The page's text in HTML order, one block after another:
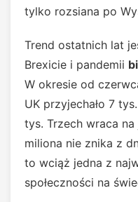
tylko rozsiana po
Trend ostatnich lat
Brexicie i pandemii
W okresie od
UK przyjechało 7
tys. Trzech wraca
miliona nie znika z
to wciąż jedna z
społeczności na